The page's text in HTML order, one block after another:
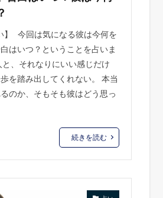
】 今回は気になる彼は今何を
はいつ？ということを占いま
、それなりにいい感じだけ
を踏み出してくれない。 本当
のか、そもそも彼はどう思っ
続きを読む